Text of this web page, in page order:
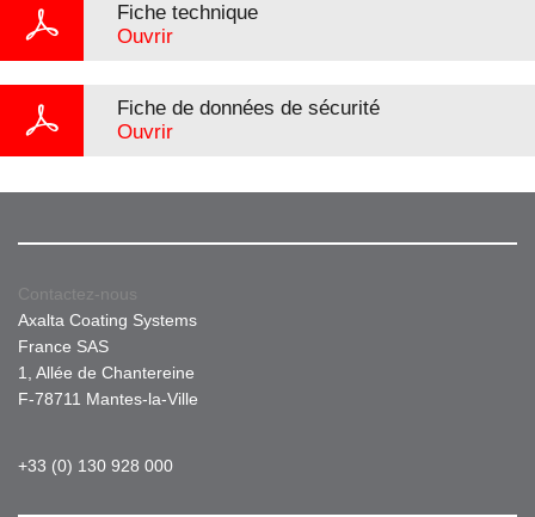
Fiche technique
Ouvrir
Fiche de données de sécurité
Ouvrir
Contactez-nous
Axalta Coating Systems
France SAS
1, Allée de Chantereine
F-78711 Mantes-la-Ville
+33 (0) 130 928 000